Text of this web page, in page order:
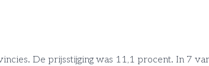
De prijsstijging was 11,1 procent. In 7